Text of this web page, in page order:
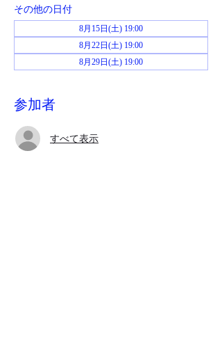
その他の日付
8月15日(土) 19:00
8月22日(土) 19:00
8月29日(土) 19:00
参加者
すべて表示